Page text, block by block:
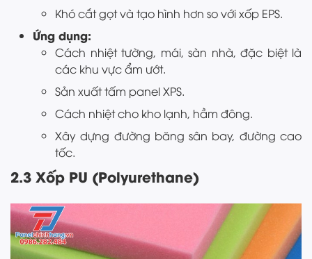
Khó cắt gọt và tạo hình hơn so với xốp EPS.
Ứng dụng:
Cách nhiệt tường, mái, sàn nhà, đặc biệt là
các khu vực ẩm ướt.
Sản xuất tấm panel XPS.
Cách nhiệt cho kho lạnh, hầm đông.
Xây dựng đường băng sân bay, đường cao
tốc.
2.3 Xốp PU (Polyurethane)